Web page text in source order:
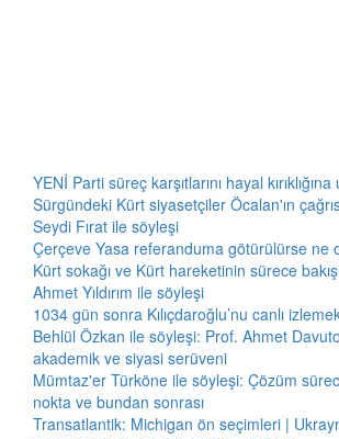
YENİ Parti süreç karşıtlarını hayal
Sürgündeki Kürt siyasetçiler Öcalan'ın
Seydi Fırat ile söyleşi
Çerçeve Yasa referanduma götürülürse ne
Kürt sokağı ve Kürt hareketinin sürece
Ahmet Yıldırım ile söyleşi
1034 gün sonra Kılıçdaroğlu’nu canlı
Behlül Özkan ile söyleşi: Prof. Ahmet
akademik ve siyasi serüveni
Mümtaz'er Türköne ile söyleşi: Çözüm
nokta ve bundan sonrası
Transatlantik: Michigan ön seçimleri |